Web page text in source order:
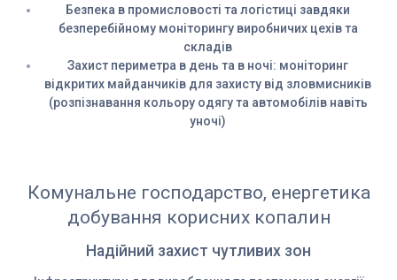
Безпека в промисловості та логістиці завдяки
безперебійному моніторингу виробничих цехів та
складів
Захист периметра в день та в ночі: моніторинг
відкритих майданчиків для захисту від зловмисників
(розпізнавання кольору одягу та автомобілів навіть
уночі)
Комунальне господарство, енергетика
добування корисних копалин
Надійний захист чутливих зон